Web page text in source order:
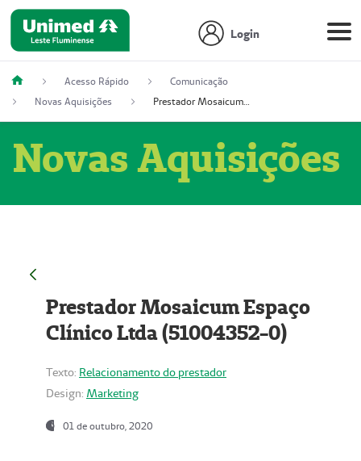
Login
Acesso Rápido
Comunicação
Novas Aquisições
Prestador Mosaicum Espaço Clínico Ltda (51004352-0)
Novas Aquisições
Prestador Mosaicum Espaço
Clínico Ltda (51004352-0)
Texto: Relacionamento do prestador
Design: Marketing
01 de outubro, 2020